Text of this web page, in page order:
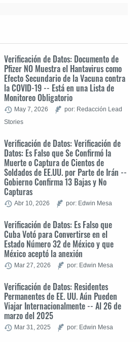
Verificación de Datos: Documento de
Pfizer NO Muestra el Hantavirus como
Efecto Secundario de la Vacuna contra
la COVID-19 -- Está en una Lista de
Monitoreo Obligatorio
May 7, 2026
por: Redacción Lead
Stories
Verificación de Datos: Verificación de
Datos: Es Falso que Se Confirmó la
Muerte o Captura de Cientos de
Soldados de EE.UU. por Parte de Irán --
Gobierno Confirma 13 Bajas y No
Capturas
Abr 10, 2026 por: Edwin Mesa
Verificación de Datos: Es Falso que
Cuba Votó para Convertirse en el
Estado Número 32 de México y que
México aceptó la anexión
Mar 27, 2026 por: Edwin Mesa
Verificación de Datos: Residentes
Permanentes de EE. UU. Aún Pueden
Viajar Internacionalmente -- Al 26 de
marzo del 2025
Mar 31, 2025 por: Edwin Mesa